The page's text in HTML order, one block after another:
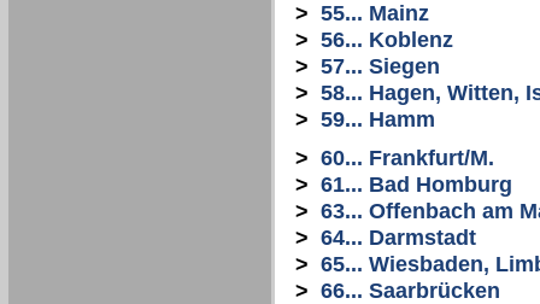
> 55... Mainz
> 56... Koblenz
> 57... Siegen
> 58... Hagen, Witten,
> 59... Hamm
> 60... Frankfurt/M.
> 61... Bad Homburg
> 63... Offenbach am
> 64... Darmstadt
> 65... Wiesbaden,
> 66... Saarbrücken